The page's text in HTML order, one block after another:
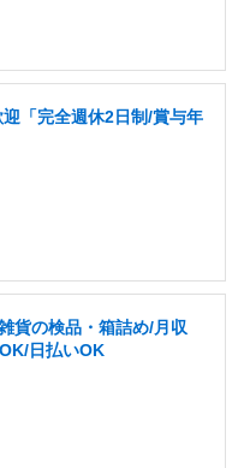
「完全週休2日制/賞与年
貨の検品・箱詰め/月収
日払いOK